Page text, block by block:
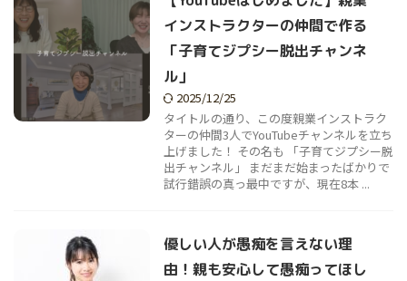
インストラクターの仲間で作る
「子育てジプシー脱出チャンネ
ル」
2025/12/25
タイトルの通り、この度親業インストラク
ターの仲間3人でYouTubeチャンネルを立ち
上げました！ その名も 「子育てジプシー脱
出チャンネル」 まだまだ始まったばかりで
試行錯誤の真っ最中ですが、現在8本 ...
優しい人が愚痴を言えない理
由！親も安心して愚痴ってほし